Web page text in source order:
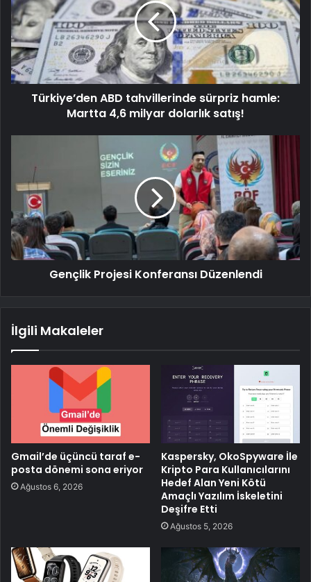
Türkiye’den ABD tahvillerinde sürpriz hamle:
Martta 4,6 milyar dolarlık satış!
Gençlik Projesi Konferansı Düzenlendi
İlgili Makaleler
Gmail’de üçüncü taraf e-
posta dönemi sona eriyor
Ağustos 6, 2026
Kaspersky, OkoSpyware İle
Kripto Para Kullanıcılarını
Hedef Alan Yeni Kötü
Amaçlı Yazılım İskeletini
Deşifre Etti
Ağustos 5, 2026